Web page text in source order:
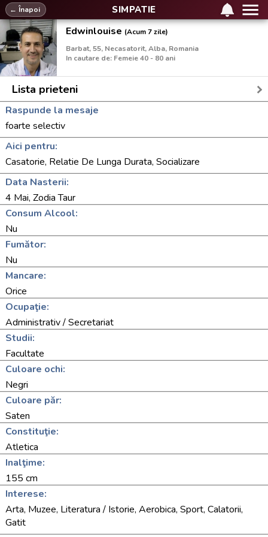
SIMPATIE
← Înapoi
Edwinlouise (Acum 7 zile)
Barbat, 55, Necasatorit, Alba, Romania
In cautare de: Femeie 40 - 80 ani
Lista prieteni
Raspunde la mesaje
foarte selectiv
Aici pentru:
Casatorie, Relatie De Lunga Durata, Socializare
Data Nasterii:
4 Mai, Zodia Taur
Consum Alcool:
Nu
Fumător:
Nu
Mancare:
Orice
Ocupaţie:
Administrativ / Secretariat
Studii:
Facultate
Culoare ochi:
Negri
Culoare păr:
Saten
Constituţie:
Atletica
Inalţime:
155 cm
Interese:
Arta, Muzee, Literatura / Istorie, Aerobica, Sport, Calatorii,
Gatit